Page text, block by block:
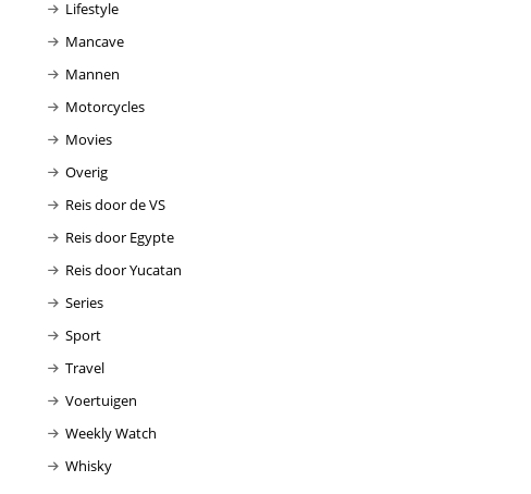
Lifestyle
Mancave
Mannen
Motorcycles
Movies
Overig
Reis door de VS
Reis door Egypte
Reis door Yucatan
Series
Sport
Travel
Voertuigen
Weekly Watch
Whisky